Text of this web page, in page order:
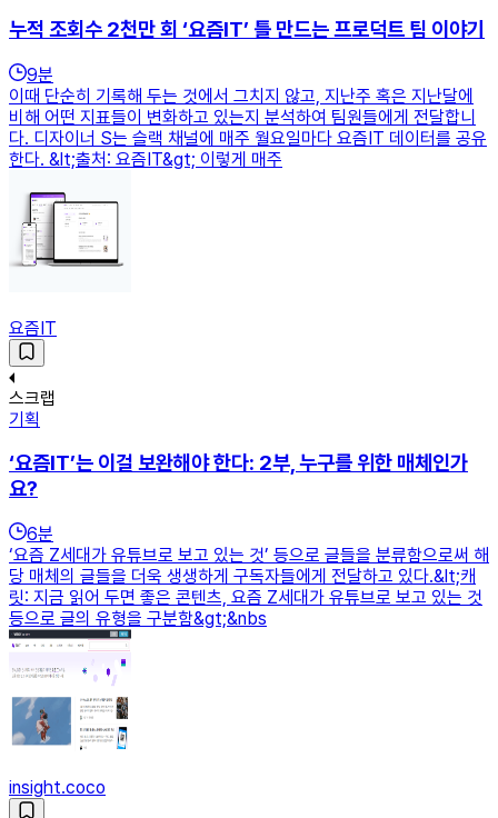
누적 조회수 2천만 회 ‘요즘IT’ 틀 만드는 프로덕트 팀 이야기
9분
이때 단순히 기록해 두는 것에서 그치지 않고, 지난주 혹은 지난달에
비해 어떤 지표들이 변화하고 있는지 분석하여 팀원들에게 전달합니
다. 디자이너 S는 슬랙 채널에 매주 월요일마다 요즘IT 데이터를 공유
한다. &lt;출처: 요즘IT&gt; 이렇게 매주
요즘IT
스크랩
기획
‘요즘IT’는 이걸 보완해야 한다: 2부, 누구를 위한 매체인가
요?
6분
‘요즘 Z세대가 유튜브로 보고 있는 것’ 등으로 글들을 분류함으로써 해
당 매체의 글들을 더욱 생생하게 구독자들에게 전달하고 있다.&lt;캐
릿: 지금 읽어 두면 좋은 콘텐츠, 요즘 Z세대가 유튜브로 보고 있는 것
등으로 글의 유형을 구분함&gt;&nbs
insight.coco